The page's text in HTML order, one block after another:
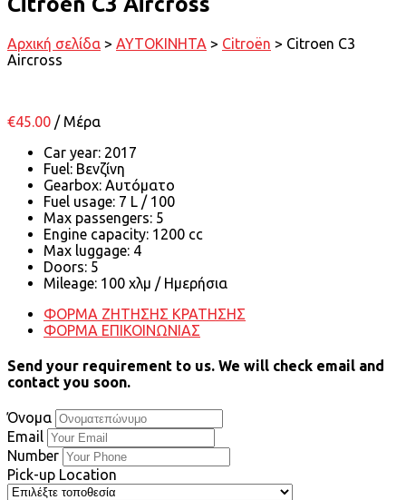
Αρχική σελίδα > AYTOKINHTA > Citroën > Citroen C3
Aircross
€45.00 / Μέρα
Car year: 2017
Fuel: Βενζίνη
Gearbox: Αυτόματο
Fuel usage: 7 L / 100
Max passengers: 5
Engine capacity: 1200 cc
Max luggage: 4
Doors: 5
Mileage: 100 χλμ / Ημερήσια
ΦΟΡΜΑ ΖΗΤΗΣΗΣ ΚΡΑΤΗΣΗΣ
ΦΟΡΜΑ ΕΠΙΚΟΙΝΩΝΙΑΣ
Send your requirement to us. We will check email and
contact you soon.
Όνομα
Email
Number
Pick-up Location